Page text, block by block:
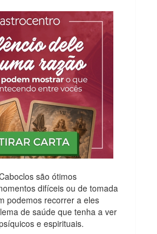
são ótimos
difíceis ou de tomada
podemos recorrer a eles
de saúde que tenha a ver
e espirituais.